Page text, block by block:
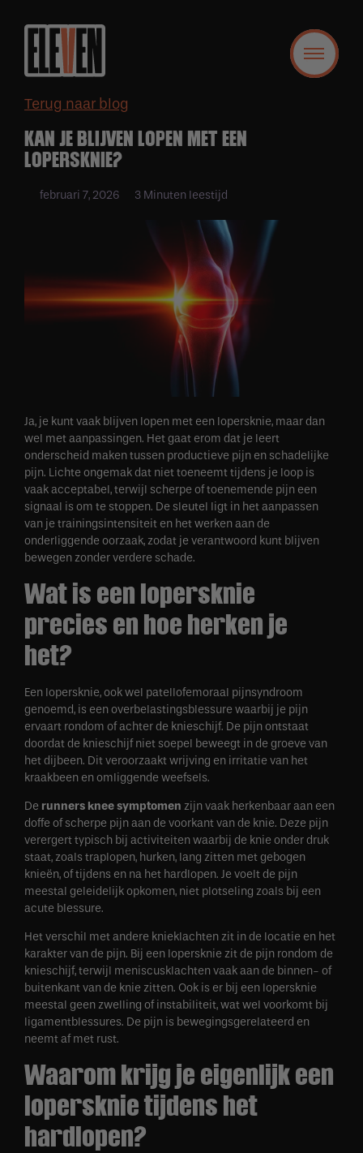
Terug naar blog
KAN JE BLIJVEN LOPEN MET EEN
LOPERSKNIE?
februari 7, 2026 3 Minuten leestijd
Ja, je kunt vaak blijven lopen met een lopersknie, maar dan
wel met aanpassingen. Het gaat erom dat je leert
onderscheid maken tussen productieve pijn en schadelijke
pijn. Lichte ongemak dat niet toeneemt tijdens je loop is
vaak acceptabel, terwijl scherpe of toenemende pijn een
signaal is om te stoppen. De sleutel ligt in het aanpassen
van je trainingsintensiteit en het werken aan de
onderliggende oorzaak, zodat je verantwoord kunt blijven
bewegen zonder verdere schade.
Wat is een lopersknie
precies en hoe herken je
het?
Een lopersknie, ook wel patellofemoraal pijnsyndroom
genoemd, is een overbelastingsblessure waarbij je pijn
ervaart rondom of achter de knieschijf. De pijn ontstaat
doordat de knieschijf niet soepel beweegt in de groeve van
het dijbeen. Dit veroorzaakt wrijving en irritatie van het
kraakbeen en omliggende weefsels.
De runners knee symptomen zijn vaak herkenbaar aan een
doffe of scherpe pijn aan de voorkant van de knie. Deze pijn
verergert typisch bij activiteiten waarbij de knie onder druk
staat, zoals traplopen, hurken, lang zitten met gebogen
knieën, of tijdens en na het hardlopen. Je voelt de pijn
meestal geleidelijk opkomen, niet plotseling zoals bij een
acute blessure.
Het verschil met andere knieklachten zit in de locatie en het
karakter van de pijn. Bij een lopersknie zit de pijn rondom de
knieschijf, terwijl meniscusklachten vaak aan de binnen- of
buitenkant van de knie zitten. Ook is er bij een lopersknie
meestal geen zwelling of instabiliteit, wat wel voorkomt bij
ligamentblessures. De pijn is bewegingsgerelateerd en
neemt af met rust.
Waarom krijg je eigenlijk een
lopersknie tijdens het
hardlopen?